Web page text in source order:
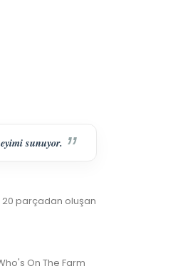
sunuyor.
20 parçadan oluşan
On The Farm